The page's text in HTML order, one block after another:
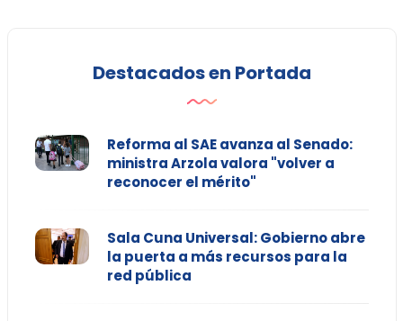
Destacados en Portada
Reforma al SAE avanza al Senado:
ministra Arzola valora "volver a
reconocer el mérito"
Sala Cuna Universal: Gobierno abre
la puerta a más recursos para la
red pública